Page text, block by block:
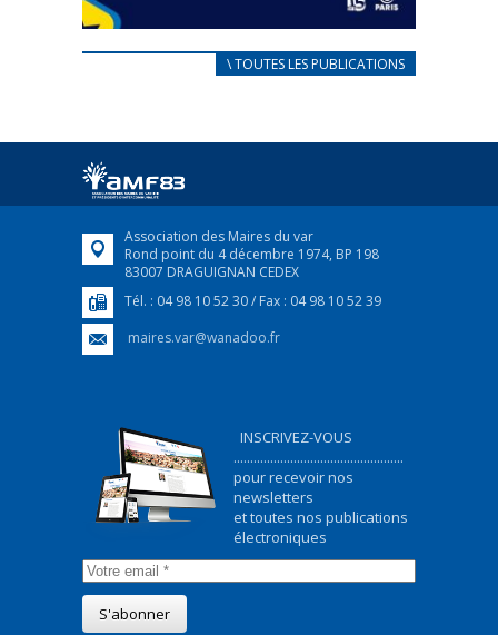
CARNET D’ACCUEIL
Afin d’accompagner au mieux les réfugiés
FEUILLETER
\ TOUTES LES PUBLICATIONS
Association des Maires du var
Rond point du 4 décembre 1974, BP 198
83007 DRAGUIGNAN CEDEX
Tél. : 04 98 10 52 30 / Fax : 04 98 10 52 39
maires.var@wanadoo.fr
INSCRIVEZ-VOUS
...................................................
pour recevoir nos
newsletters
et toutes nos publications
électroniques